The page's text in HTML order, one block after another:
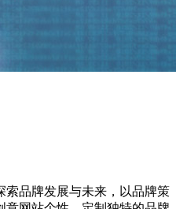
索品牌发展与未来，以品牌策